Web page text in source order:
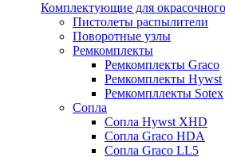
Комплектующие для
Пистолеты распылители
Поворотные узлы
Ремкомплекты
Ремкомплекты Graco
Ремкомплекты Hywst
Ремкомпллекты Sotex
Сопла
Сопла Hywst XHD
Сопла Graco HDA
Сопла Graco LL5